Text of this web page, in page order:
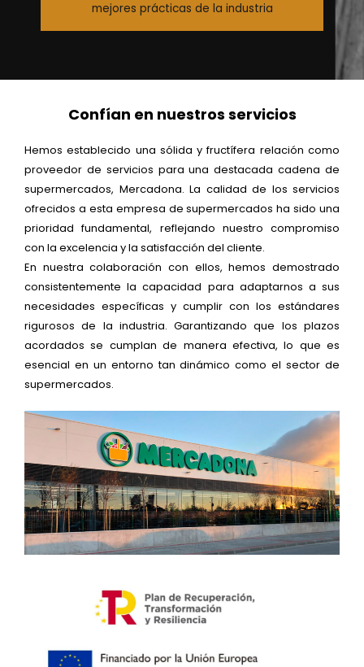
mejores prácticas de la industria
Confían en nuestros servicios
Hemos establecido una sólida y fructífera relación como
proveedor de servicios para una destacada cadena de
supermercados, Mercadona. La calidad de los servicios
ofrecidos a esta empresa de supermercados ha sido una
prioridad fundamental, reflejando nuestro compromiso
con la excelencia y la satisfacción del cliente.
En nuestra colaboración con ellos, hemos demostrado
consistentemente la capacidad para adaptarnos a sus
necesidades específicas y cumplir con los estándares
rigurosos de la industria. Garantizando que los plazos
acordados se cumplan de manera efectiva, lo que es
esencial en un entorno tan dinámico como el sector de
supermercados.